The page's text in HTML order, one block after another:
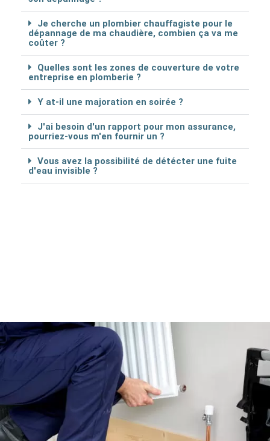
Je cherche un plombier chauffagiste pour le
dépannage de ma chaudière, combien ça va me
coûter ?
Quelles sont les zones de couverture de votre
entreprise en plomberie ?
Y at-il une majoration en soirée ?
J'ai besoin d'un rapport pour mon assurance,
pourriez-vous m'en fournir un ?
Vous avez la possibilité de détécter une fuite
d'eau invisible ?